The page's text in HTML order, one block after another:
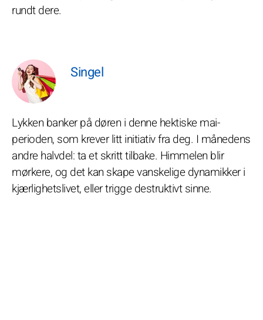
rundt dere.
Singel
Lykken banker på døren i denne hektiske mai-
perioden, som krever litt initiativ fra deg. I månedens
andre halvdel: ta et skritt tilbake. Himmelen blir
mørkere, og det kan skape vanskelige dynamikker i
kjærlighetslivet, eller trigge destruktivt sinne.